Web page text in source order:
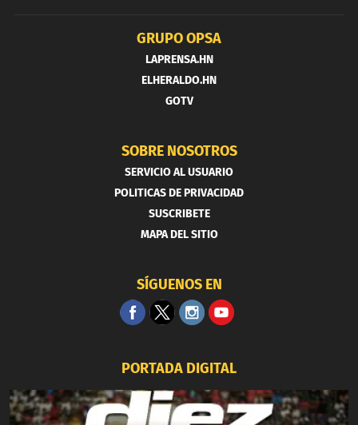
GRUPO OPSA
LAPRENSA.HN
ELHERALDO.HN
GOTV
SOBRE NOSOTROS
SERVICIO AL USUARIO
POLITICAS DE PRIVACIDAD
SUSCRIBETE
MAPA DEL SITIO
SÍGUENOS EN
PORTADA DIGITAL